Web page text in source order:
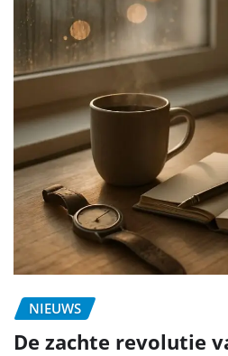
NIEUWS
De zachte revolutie